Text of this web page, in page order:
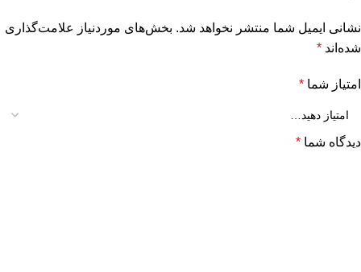
نشانی ایمیل شما منتشر نخواهد شد. بخش‌های موردنیاز علامت‌گذاری
شده‌اند *
امتیاز شما *
دیدگاه شما *